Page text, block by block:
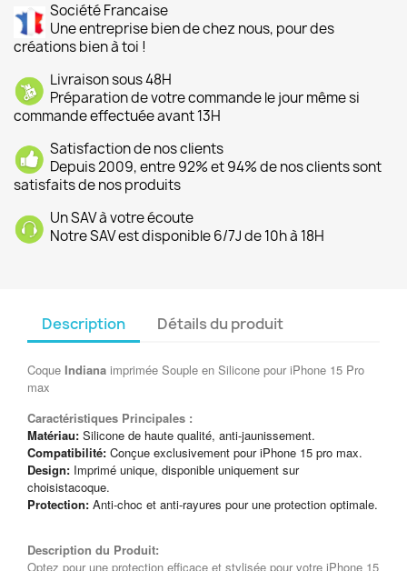
Société Francaise
Une entreprise bien de chez nous, pour des
créations bien à toi !
Livraison sous 48H
Préparation de votre commande le jour même si
commande effectuée avant 13H
Satisfaction de nos clients
Depuis 2009, entre 92% et 94% de nos clients sont
satisfaits de nos produits
Un SAV à votre écoute
Notre SAV est disponible 6/7J de 10h à 18H
Description Détails du produit
Coque Indiana imprimée Souple en Silicone pour iPhone 15 Pro
max
Caractéristiques Principales :
Matériau: Silicone de haute qualité, anti-jaunissement.
Compatibilité: Conçue exclusivement pour iPhone 15 pro max.
Design: Imprimé unique, disponible uniquement sur
choisistacoque.
Protection: Anti-choc et anti-rayures pour une protection optimale.
Description du Produit:
Optez pour une protection efficace et stylisée pour votre iPhone 15